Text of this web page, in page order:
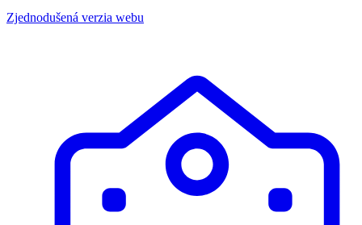
Zjednodušená verzia webu